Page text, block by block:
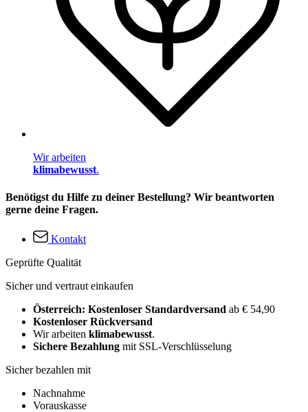
Wir arbeiten
klimabewusst.
Benötigst du Hilfe zu deiner Bestellung? Wir beantworten
gerne deine Fragen.
Kontakt
Geprüfte Qualität
Sicher und vertraut einkaufen
Österreich: Kostenloser Standardversand ab € 54,90
Kostenloser Rückversand
Wir arbeiten klimabewusst.
Sichere Bezahlung mit SSL-Verschlüsselung
Sicher bezahlen mit
Nachnahme
Vorauskasse